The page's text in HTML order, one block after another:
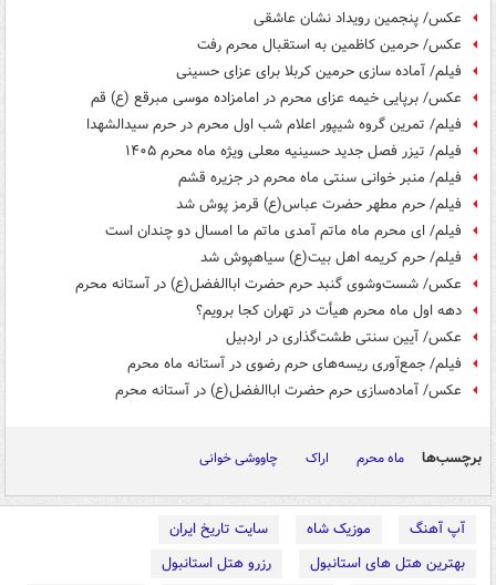
عکس/ پنجمین رویداد نشان عاشقی
عکس/ حرمین کاظمین به استقبال محرم رفت
فیلم/ آماده سازی حرمین کربلا برای عزای حسینی
عکس/ برپایی خیمه عزای محرم در امامزاده موسی مبرقع (ع) قم
فیلم/ تمرین گروه شیپور اعلام شب اول محرم در حرم سیدالشهدا
فیلم/ تیزر فصل جدید حسینیه معلی ویژه ماه محرم ۱۴۰۵
فیلم/ منبر خوانی سنتی ماه محرم در جزیره قشم
فیلم/ حرم مطهر حضرت عباس(ع) قرمز پوش شد
فیلم/ ای محرم ماه ماتم آمدی ماتم ما امسال دو چندان است
فیلم/ حرم کریمه اهل بیت(ع) سیاهپوش شد
عکس/ شست‌وشوی گنبد حرم حضرت اباالفضل(ع) در آستانه محرم
دهه اول ماه محرم هیأت در تهران کجا برویم؟
عکس/ آیین سنتی طشت‌گذاری در اردبیل
فیلم/ جمع‌آوری ریسه‌های حرم رضوی در آستانه ماه محرم
عکس/ آماده‌سازی حرم حضرت اباالفضل(ع) در آستانه محرم
برچسب‌ها ماه محرم اراک چاووشی خوانی
آپ آهنگ موزیک شاه
سایت تاریخ ایران
بهترین هتل های استانبول
رزرو هتل استانبول